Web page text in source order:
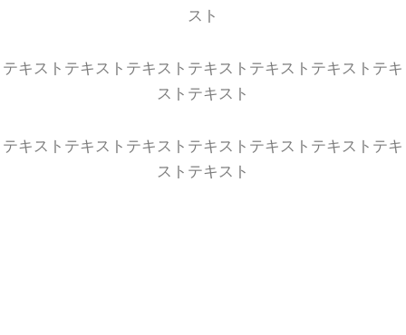
スト
テキストテキストテキストテキストテキストテキストテキ
ストテキスト
テキストテキストテキストテキストテキストテキストテキ
ストテキスト